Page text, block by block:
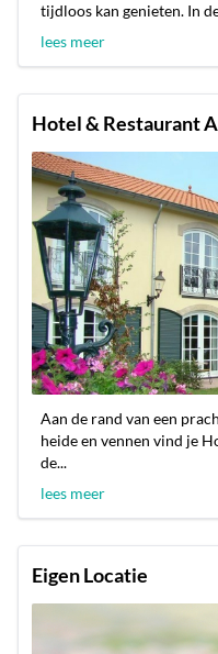
tijdloos kan genieten. In
lees meer
Hotel & Restaurant
Aan de rand van een
heide en vennen vind je
de...
lees meer
Eigen Locatie